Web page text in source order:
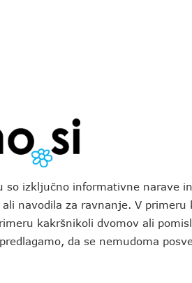
so izključno informativne narave
navodila za ravnanje. V primeru
kakršnikoli dvomov ali
da se nemudoma